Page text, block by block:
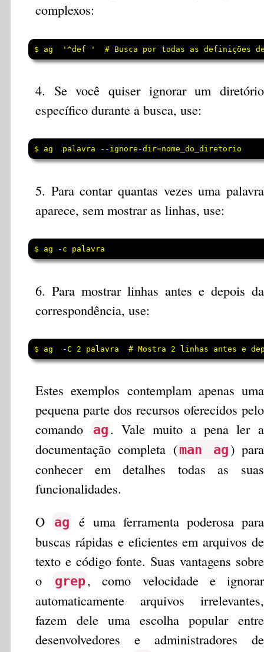
complexos:
$ ag  '^def '  # Busca por todas as definições de
4. Se você quiser ignorar um diretório
específico durante a busca, use:
$ ag  palavra --ignore-dir=nome_do_diretorio
5. Para contar quantas vezes uma palavra
aparece, sem mostrar as linhas, use:
$ ag -c palavra
6. Para mostrar linhas antes e depois da
correspondência, use:
$ ag  -C 2 palavra  # Mostra 2 linhas antes e
Estes exemplos contemplam apenas uma
pequena parte dos recursos oferecidos pelo
comando
ag. Vale muito a pena ler a
documentação completa (man ag) para
conhecer em detalhes todas as suas
funcionalidades.
O
ag
é uma ferramenta poderosa para
buscas rápidas e eficientes em arquivos de
texto e código fonte. Suas vantagens sobre
o
grep, como velocidade e ignorar
automaticamente arquivos irrelevantes,
fazem dele uma escolha popular entre
desenvolvedores e administradores de